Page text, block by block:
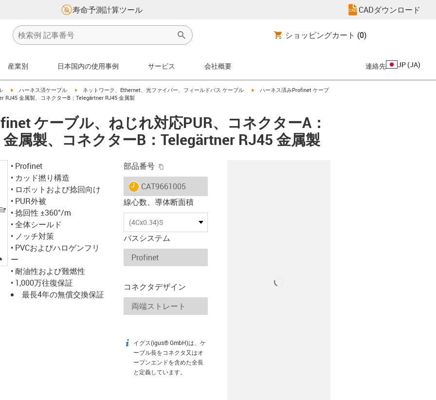
寿命予測計算ツール CADダウンロード
ショッピングカート (0)
産業別 日本国内の使用事例 サービス 会社概要 連絡先 JP (JA)
igus-icon-arrow-right
ハーネス済ケーブル igus-icon-arrow-right
ネットワーク、Ethernet、光ファイバー、フィールドバス ケーブル igus-icon-arrow-right
ハーネス済みProfinet ケーブ
RJ45 金属製、コネクターB：Telegärtner RJ45 金属製
ケーブル、ねじれ対応PUR、コネクターA：
属製、コネクターB：Telegärtner RJ45 金属製
igus-icon-lupe
• Profinet
• カッド撚り構造
• ロボットおよび捻回向け
• PUR外被
• 捻回性 ±360°/m
• 全体シールド
• ノッチ対策
• PVCおよびハロゲンフリ
ー
• 耐油性および難燃性
• 1,000万往復保証
最長4年の無償交換保証
部品番号
igus-icon-lieferzeit
CAT9661005
線心数、導体断面積
(4Cx0.34)S
バスシステム
コネクタデザイン
igus-icon-info
イグス(igus® GmbH)は、ケ
ーブル長をコネクタ又はオ
ープンエンドを含めた全長
と定義しています。